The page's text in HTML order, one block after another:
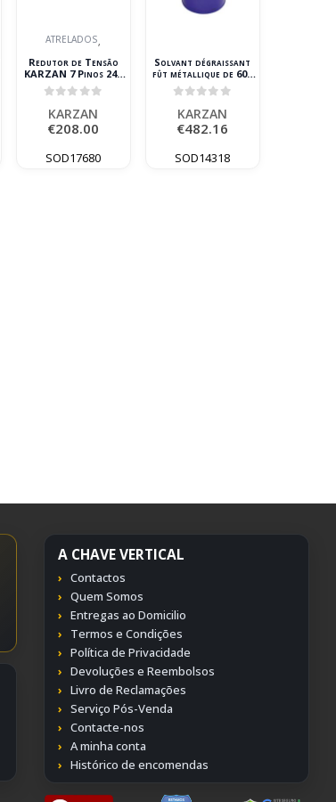
ATRELADOS,
Redutor de Tensão
KARZAN 7 Pinos 24V
para 12V Tipo N
KARZAN
€208.00
SOD17680
Solvant dégraissant
fût métallique de 60L
pour fontaine de
nettoyage
KARZAN
€482.16
SOD14318
A CHAVE VERTICAL
Contactos
Quem Somos
Entregas ao Domicilio
Termos e Condições
Política de Privacidade
Devoluções e Reembolsos
Livro de Reclamações
Serviço Pós-Venda
Contacte-nos
A minha conta
Histórico de encomendas